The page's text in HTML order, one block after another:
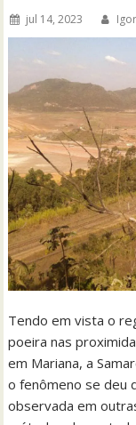
jul 14, 2023
Tendo em vista o
poeira nas
em Mariana, a
o fenômeno se deu
observada em